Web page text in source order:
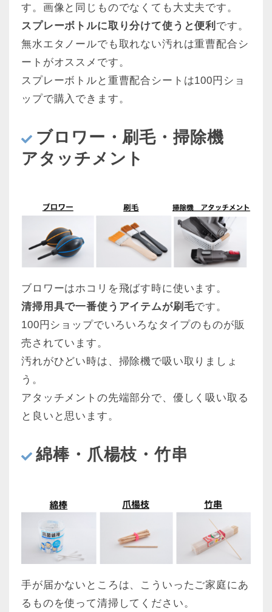
す。画像と同じものでなくても大丈夫です。
スプレーボトルに取り分けて使うと便利 です。
無水エタノールでも取れない汚れは重曹配合シ
ートがオススメです。
スプレーボトルと重曹配合シートは100円ショ
ップで購入できます。
ブロワー・刷毛・掃除機
アタッチメント
ブロワーはホコリを飛ばす時に使います。
清掃用具で一番使うアイテムが刷毛です。
100円ショップでいろいろなタイプのものが販
売されています。
汚れがひどい時は、掃除機で吸い取りましょ
う。
アタッチメントの先端部分で、優しく吸い取る
と良いと思います。
綿棒・爪楊枝・竹串
手が届かないところは、こういったご家庭にあ
るものを使って清掃してください。